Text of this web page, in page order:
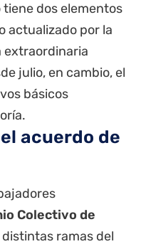
dos elementos
actualizado por la
extraordinaria
julio, en cambio, el
básicos
acuerdo de
Colectivo de
ramas del